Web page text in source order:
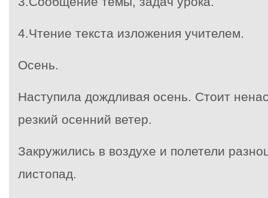
4.Чтение текста изложения учителем.
Осень.
Наступила дождливая осень. Стоит
резкий осенний ветер.
Закружились в воздухе и полетели
листопад.